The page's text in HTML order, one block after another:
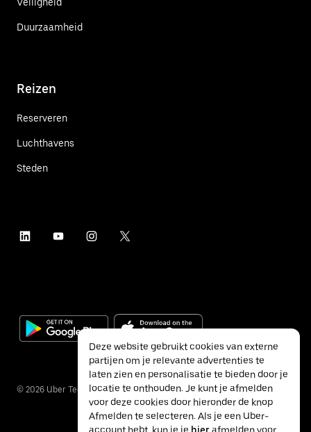
Duurzaamheid
Reizen
Reserveren
Luchthavens
Steden
© 2026 Uber Technologies Inc.
Deze website gebruikt cookies van externe
partijen om je relevante advertenties te
laten zien en personalisatie te bieden door je
locatie te onthouden. Je kunt je afmelden
voor deze cookies door hieronder de knop
Afmelden te selecteren. Als je een Uber-